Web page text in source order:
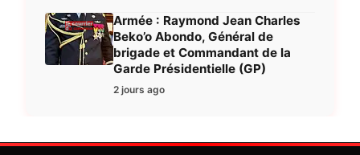
Armée : Raymond Jean Charles
Beko’o Abondo, Général de
brigade et Commandant de la
Garde Présidentielle (GP)
2 jours ago